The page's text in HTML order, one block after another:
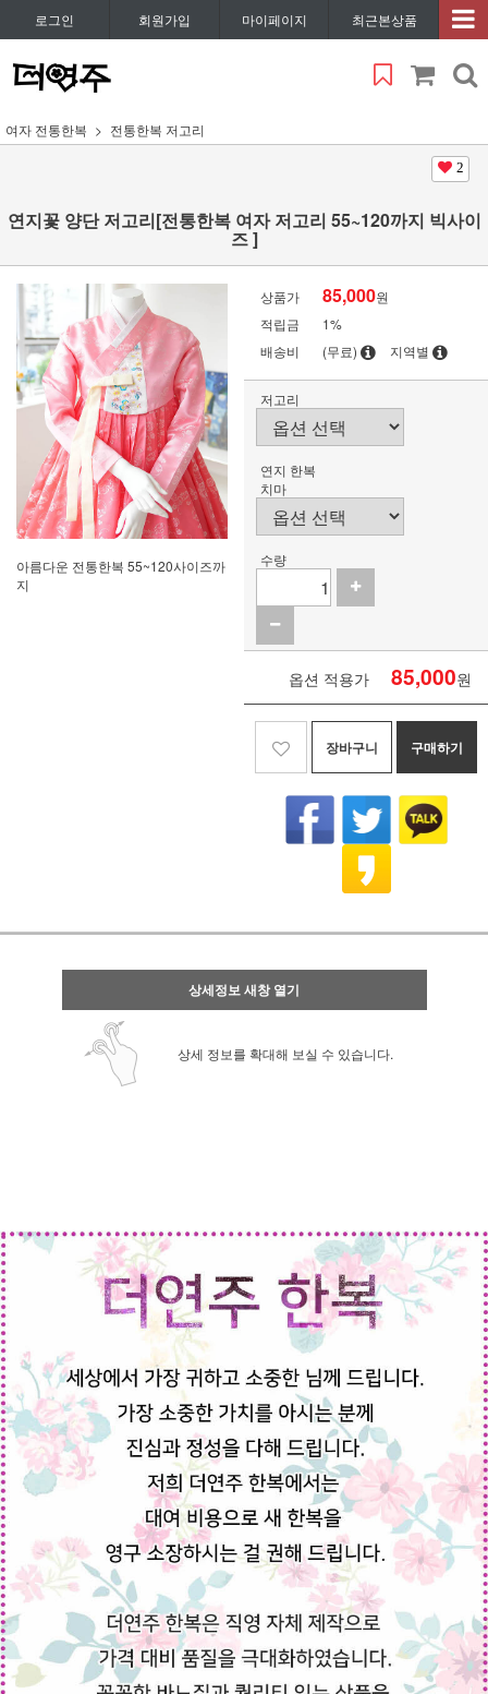
로그인 회원가입 마이페이지 최근본상품
여자 전통한복 전통한복 저고리
2
연지꽃 양단 저고리[전통한복 여자 저고리 55~120까지 빅사이
즈 ]
아름다운 전통한복 55~120사이즈까
지
상품가 85,000원
적립금
1%
배송비
(무료) 지역별
저고리
연지 한복
치마
수량
옵션 적용가 85,000원
장바구니 구매하기
상세정보 새창 열기
상세 정보를 확대해 보실 수 있습니다.